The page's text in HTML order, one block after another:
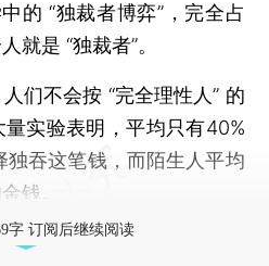
的 “独裁者博弈”，完全占
就是 “独裁者”。
不会按 “完全理性人” 的
实验表明，平均只有40%
独吞这笔钱，而陌生人平均
钱。
字 订阅后继续阅读